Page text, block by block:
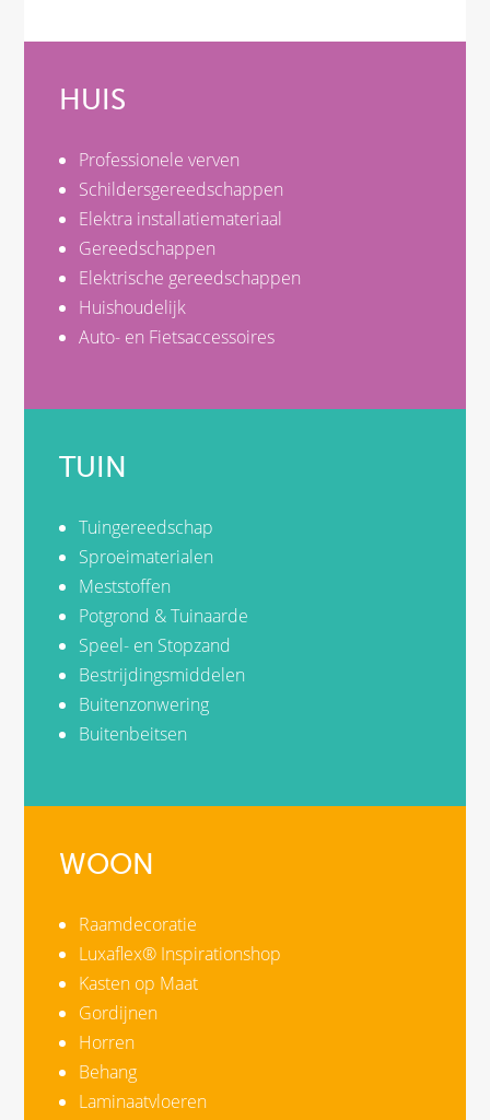
HUIS
Professionele verven
Schildersgereedschappen
Elektra installatiemateriaal
Gereedschappen
Elektrische gereedschappen
Huishoudelijk
Auto- en Fietsaccessoires
TUIN
Tuingereedschap
Sproeimaterialen
Meststoffen
Potgrond & Tuinaarde
Speel- en Stopzand
Bestrijdingsmiddelen
Buitenzonwering
Buitenbeitsen
WOON
Raamdecoratie
Luxaflex® Inspirationshop
Kasten op Maat
Gordijnen
Horren
Behang
Laminaatvloeren